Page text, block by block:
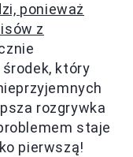
ponieważ
z
który
rozgrywka
staje
pierwszą!